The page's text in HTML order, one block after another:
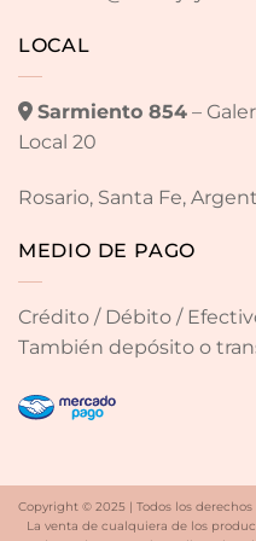
LOCAL
Sarmiento 854–
Local 20
Rosario, Santa Fe,
MEDIO DE PAGO
Crédito / Débito /
También depósito o
Copyright © 2025 | Todos los
La venta de cualquiera de los